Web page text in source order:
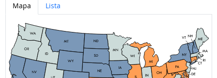
Mapa Lista